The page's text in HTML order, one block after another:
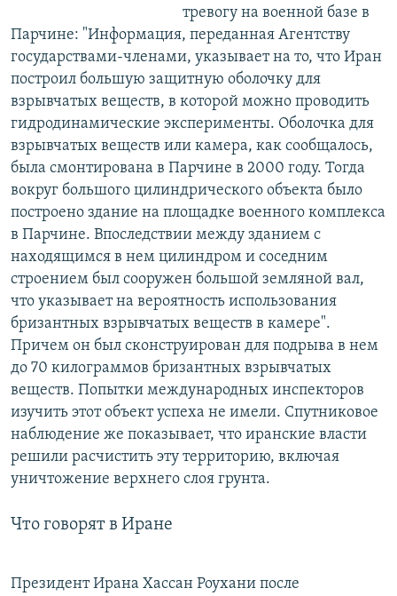
тревогу на военной базе в
Парчине: "Информация, переданная Агентству
государствами-членами, указывает на то, что Иран
построил большую защитную оболочку для
взрывчатых веществ, в которой можно проводить
гидродинамические эксперименты. Оболочка для
взрывчатых веществ или камера, как сообщалось,
была смонтирована в Парчине в 2000 году. Тогда
вокруг большого цилиндрического объекта было
построено здание на площадке военного комплекса
в Парчине. Впоследствии между зданием с
находящимся в нем цилиндром и соседним
строением был сооружен большой земляной вал,
что указывает на вероятность использования
бризантных взрывчатых веществ в камере".
Причем он был сконструирован для подрыва в нем
до 70 килограммов бризантных взрывчатых
веществ. Попытки международных инспекторов
изучить этот объект успеха не имели. Спутниковое
наблюдение же показывает, что иранские власти
решили расчистить эту территорию, включая
уничтожение верхнего слоя грунта.
Что говорят в Иране
Президент Ирана Хассан Роухани после